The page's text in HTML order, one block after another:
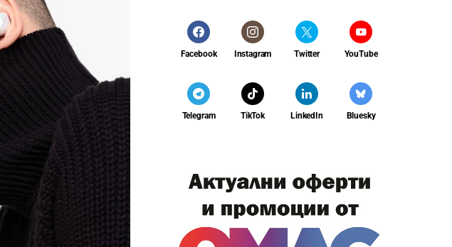
Facebook Instagram Twitter YouTube
Telegram TikTok LinkedIn Bluesky